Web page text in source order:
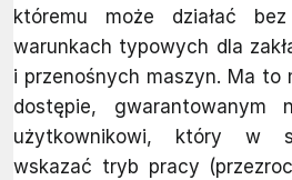
któremu może działać
warunkach typowych dla
i przenośnych maszyn. Ma to
dostępie, gwarantowanym
użytkownikowi, który w
wskazać tryb pracy